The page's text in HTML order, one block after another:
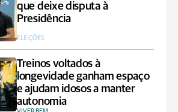
que deixe disputa à
Presidência
ELEIÇÕES
Treinos voltados à
longevidade ganham espaço
e ajudam idosos a manter
autonomia